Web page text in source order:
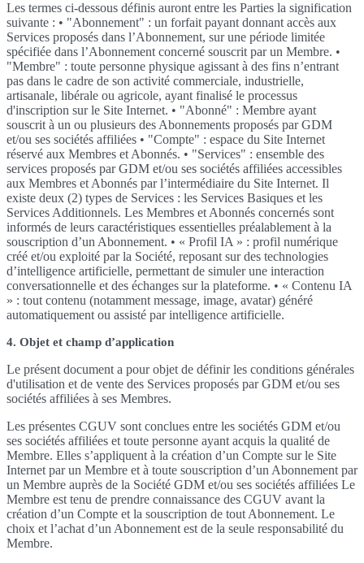
Les termes ci-dessous définis auront entre les Parties la signification
suivante : • "Abonnement" : un forfait payant donnant accès aux
Services proposés dans l’Abonnement, sur une période limitée
spécifiée dans l’Abonnement concerné souscrit par un Membre. •
"Membre" : toute personne physique agissant à des fins n’entrant
pas dans le cadre de son activité commerciale, industrielle,
artisanale, libérale ou agricole, ayant finalisé le processus
d'inscription sur le Site Internet. • "Abonné" : Membre ayant
souscrit à un ou plusieurs des Abonnements proposés par GDM
et/ou ses sociétés affiliées • "Compte" : espace du Site Internet
réservé aux Membres et Abonnés. • "Services" : ensemble des
services proposés par GDM et/ou ses sociétés affiliées accessibles
aux Membres et Abonnés par l’intermédiaire du Site Internet. Il
existe deux (2) types de Services : les Services Basiques et les
Services Additionnels. Les Membres et Abonnés concernés sont
informés de leurs caractéristiques essentielles préalablement à la
souscription d’un Abonnement. • « Profil IA » : profil numérique
créé et/ou exploité par la Société, reposant sur des technologies
d’intelligence artificielle, permettant de simuler une interaction
conversationnelle et des échanges sur la plateforme. • « Contenu IA
» : tout contenu (notamment message, image, avatar) généré
automatiquement ou assisté par intelligence artificielle.
4. Objet et champ d’application
Le présent document a pour objet de définir les conditions générales
d'utilisation et de vente des Services proposés par GDM et/ou ses
sociétés affiliées à ses Membres.
Les présentes CGUV sont conclues entre les sociétés GDM et/ou
ses sociétés affiliées et toute personne ayant acquis la qualité de
Membre. Elles s’appliquent à la création d’un Compte sur le Site
Internet par un Membre et à toute souscription d’un Abonnement par
un Membre auprès de la Société GDM et/ou ses sociétés affiliées Le
Membre est tenu de prendre connaissance des CGUV avant la
création d’un Compte et la souscription de tout Abonnement. Le
choix et l’achat d’un Abonnement est de la seule responsabilité du
Membre.